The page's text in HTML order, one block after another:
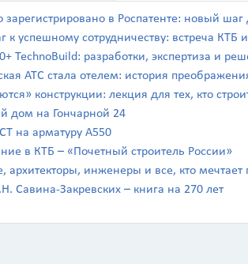
зарегистрировано в Роспатенте: новый
к успешному сотрудничеству: встреча КТБ
TechnoBuild: разработки, экспертиза и
АТС стала отелем: история
конструкции: лекция для тех, кто
дом на Гончарной 24
на арматуру А550
в КТБ – «Почетный строитель России»
архитекторы, инженеры и все, кто
Савина-Закревских – книга на 270 лет